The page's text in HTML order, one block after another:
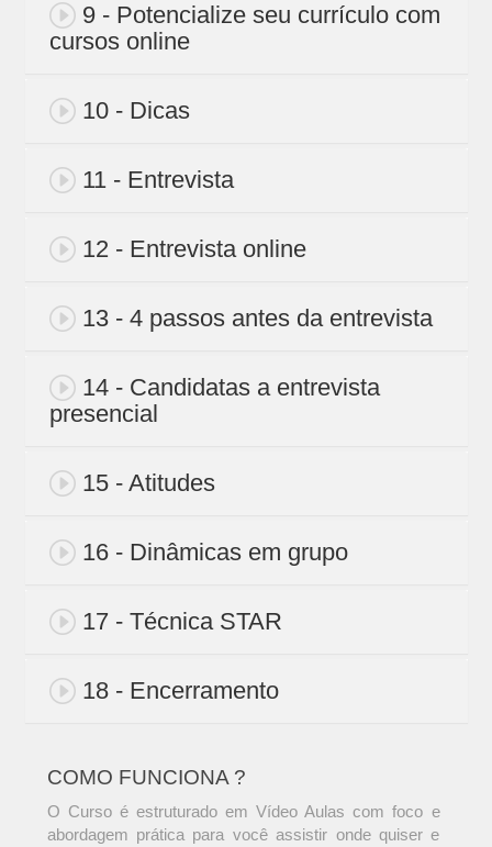
9 - Potencialize seu currículo com
cursos online
10 - Dicas
11 - Entrevista
12 - Entrevista online
13 - 4 passos antes da entrevista
14 - Candidatas a entrevista
presencial
15 - Atitudes
16 - Dinâmicas em grupo
17 - Técnica STAR
18 - Encerramento
COMO FUNCIONA ?
O Curso é estruturado em Vídeo Aulas com foco e
abordagem prática para você assistir onde quiser e